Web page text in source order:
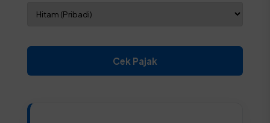
Cek Pajak